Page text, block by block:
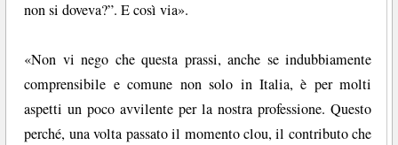
non si doveva?”. E così via».
«Non vi nego che questa prassi, anche se indubbiamente
comprensibile e comune non solo in Italia, è per molti
aspetti un poco avvilente per la nostra professione. Questo
perché, una volta passato il momento clou, il contributo che